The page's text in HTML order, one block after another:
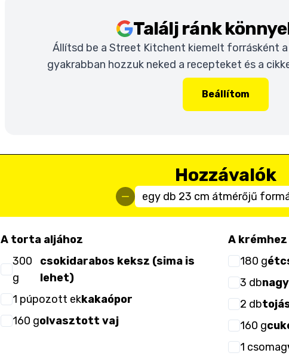
Találj ránk
Állítsd be a Street Kitchent kiemelt forrásként a
gyakrabban hozzuk neked a recepteket és a
Beállítom
Hozzávalók
egy db 23 cm átmérőjű
A torta aljához
300
g
csokidarabos keksz (sima is
lehet)
1 púpozott ekkakaópor
160 golvasztott vaj
A krémhez
180 g
3 db
2 db
160 g
1 csomag